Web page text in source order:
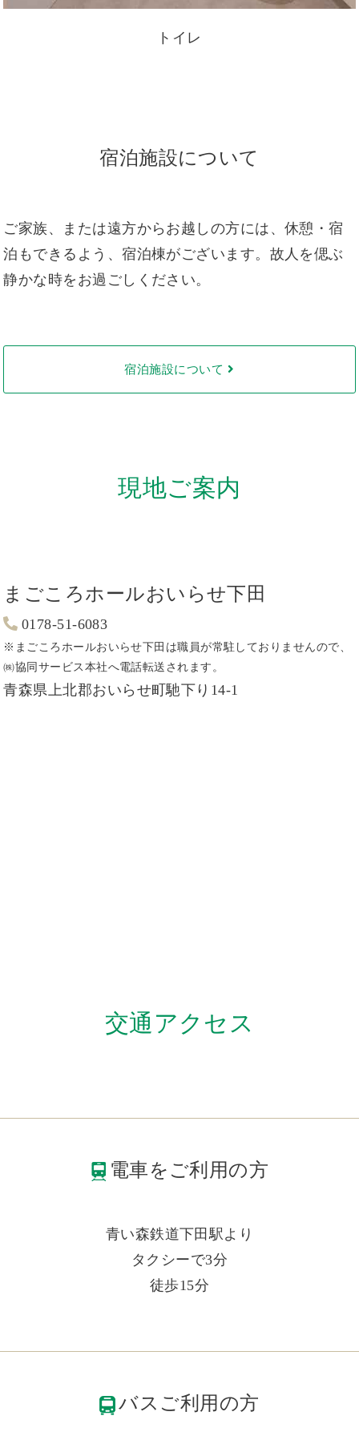
トイレ
宿泊施設について
ご家族、または遠方からお越しの方には、休憩・宿
泊もできるよう、宿泊棟がございます。故人を偲ぶ
静かな時をお過ごしください。
宿泊施設について
現地ご案内
まごころホールおいらせ下田
0178-51-6083
※まごころホールおいらせ下田は職員が常駐しておりませんので、
㈱協同サービス本社へ電話転送されます。
青森県上北郡おいらせ町馳下り14-1
交通アクセス
電車をご利用の方
青い森鉄道下田駅より
タクシーで3分
徒歩15分
バスご利用の方